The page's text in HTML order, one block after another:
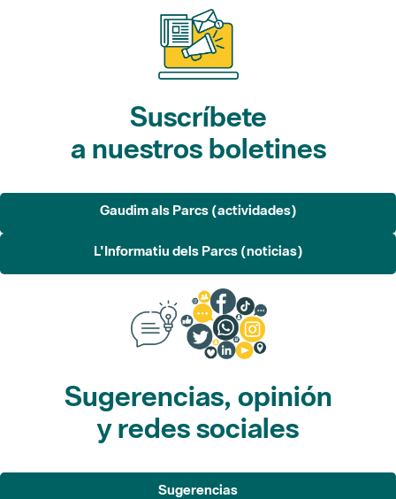
Suscríbete
a nuestros boletines
Gaudim als Parcs (actividades)
L'Informatiu dels Parcs (noticias)
Sugerencias, opinión
y redes sociales
Sugerencias